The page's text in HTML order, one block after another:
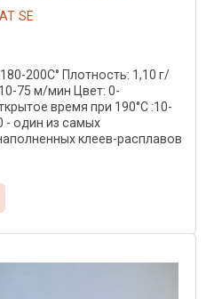
SE
200С° Плотность: 1,10 г/
75 м/мин Цвет: 0-
время при 190°C :10-
- один из самых
клеев-расплавов
...